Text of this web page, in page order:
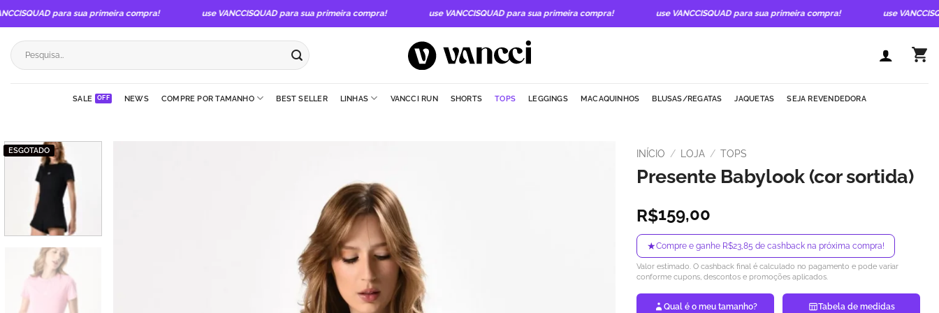
Skip
to
content
para sua primeira compra! use VANCCISQUAD para sua primeira compra! use VANCCISQUAD para sua primeira compra! use VANCCISQUAD para sua primeira compra! use
Pesquisar
por:
SALE NEWS COMPRE POR TAMANHO BEST SELLER LINHAS VANCCI RUN SHORTS TOPS LEGGINGS MACAQUINHOS BLUSAS/REGATAS JAQUETAS SEJA REVENDEDORA
ESGOTADO INÍCIO / LOJA / TOPS
Presente Babylook (cor sortida)
R$159,00
★Compre e ganhe R$23,85 de cashback na próxima compra!
Valor estimado. O cashback final é calculado no pagamento e pode variar
conforme cupons, descontos e promoções aplicados.
Qual é o meu tamanho? Tabela de medidas